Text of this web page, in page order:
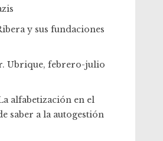
y sus fundaciones
Ubrique, febrero-julio
alfabetización en el
saber a la autogestión